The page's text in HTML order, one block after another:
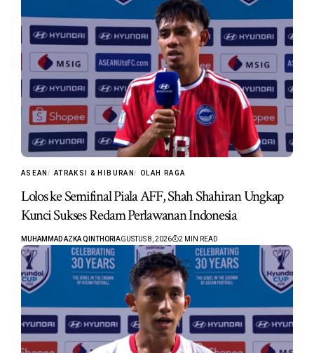
ASEAN ATRAKSI & HIBURAN OLAH RAGA
Lolos ke Semifinal Piala AFF, Shah Shahiran Ungkap
Kunci Sukses Redam Perlawanan Indonesia
MUHAMMAD AZKA QINTHORI AGUSTUS 8, 2026 2 MIN READ